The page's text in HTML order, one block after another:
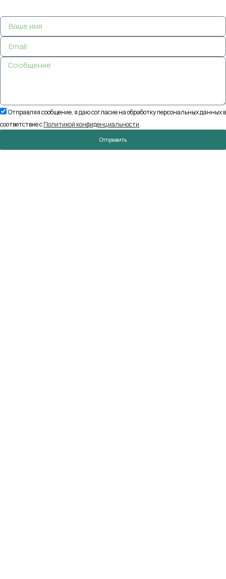
Отправляя сообщение, я даю согласие на обработку персональных данных в
соответствие сПолитикой конфиденциальности
Отправить